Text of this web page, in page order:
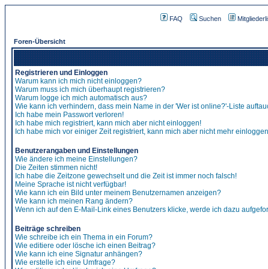
FAQ Suchen
Foren-Übersicht
Registrieren und Einloggen
Warum kann ich mich nicht einloggen?
Warum muss ich mich überhaupt registrieren?
Warum logge ich mich automatisch aus?
Wie kann ich verhindern, dass mein Name in der 'Wer ist online?'-Liste
Ich habe mein Passwort verloren!
Ich habe mich registriert, kann mich aber nicht einloggen!
Ich habe mich vor einiger Zeit registriert, kann mich aber nicht mehr
Benutzerangaben und Einstellungen
Wie ändere ich meine Einstellungen?
Die Zeiten stimmen nicht!
Ich habe die Zeitzone gewechselt und die Zeit ist immer noch falsch!
Meine Sprache ist nicht verfügbar!
Wie kann ich ein Bild unter meinem Benutzernamen anzeigen?
Wie kann ich meinen Rang ändern?
Wenn ich auf den E-Mail-Link eines Benutzers klicke, werde ich dazu
Beiträge schreiben
Wie schreibe ich ein Thema in ein Forum?
Wie editiere oder lösche ich einen Beitrag?
Wie kann ich eine Signatur anhängen?
Wie erstelle ich eine Umfrage?